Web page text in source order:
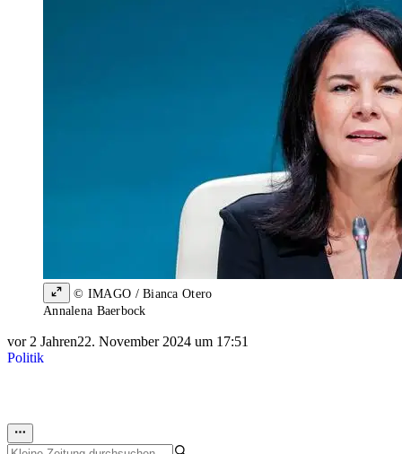
© IMAGO / Bianca Otero
Annalena Baerbock
vor 2 Jahren22. November 2024 um 17:51
Politik